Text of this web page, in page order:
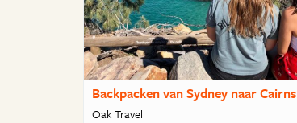
Backpacken van Sydney naar Cairns
Oak Travel